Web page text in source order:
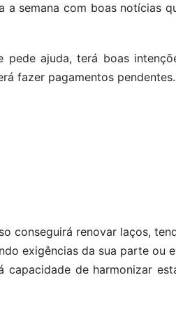
a semana com boas notícias
pede ajuda, terá boas
fazer pagamentos pendentes.
conseguirá renovar laços,
exigências da sua parte ou
capacidade de harmonizar